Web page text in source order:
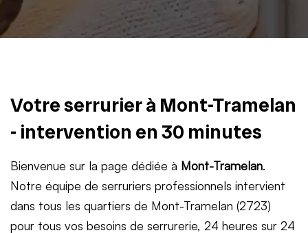
Votre serrurier à Mont-Tramelan
- intervention en 30 minutes
Bienvenue sur la page dédiée à Mont-Tramelan.
Notre équipe de serruriers professionnels intervient
dans tous les quartiers de Mont-Tramelan (2723)
pour tous vos besoins de serrurerie, 24 heures sur 24